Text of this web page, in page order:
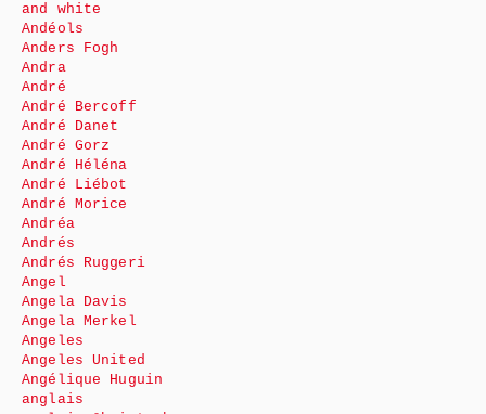
and white
Andéols
Anders Fogh
Andra
André
André Bercoff
André Danet
André Gorz
André Héléna
André Liébot
André Morice
Andréa
Andrés
Andrés Ruggeri
Angel
Angela Davis
Angela Merkel
Angeles
Angeles United
Angélique Huguin
anglais